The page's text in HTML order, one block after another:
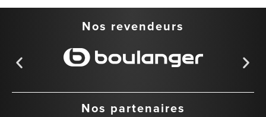
Nos revendeurs
Nos partenaires